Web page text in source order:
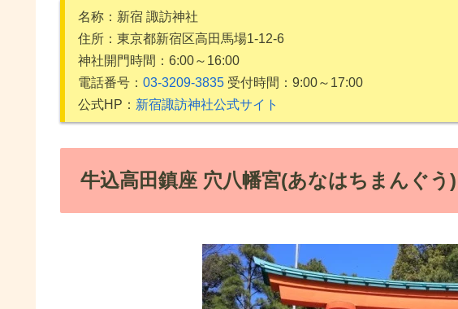
名称：新宿 諏訪神社
住所：東京都新宿区高田馬場1-12-6
神社開門時間：6:00～16:00
電話番号： 03-3209-3835 受付時間：9:00～17:00
公式HP： 新宿諏訪神社公式サイト
牛込高田鎮座 穴八幡宮(あなはちまんぐう)